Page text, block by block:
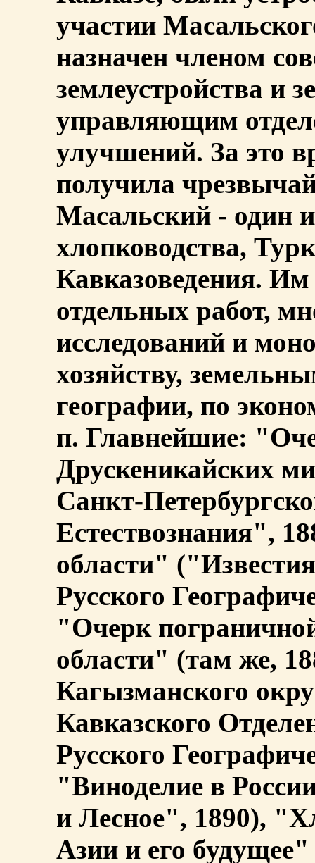
участии
назначен членом
землеустройства и
управляющим
улучшений. За это
получила
Масальский - один
хлопководства,
Кавказоведения. Им
отдельных работ,
исследований и
хозяйству,
географии, по
п. Главнейшие:
Друскеникайских
Санкт-
Естествознания",
области"
Русского
"Очерк
области" (там же,
Кагызманского
Кавказского
Русского
"Виноделие в
и Лесное", 1890),
Азии и его